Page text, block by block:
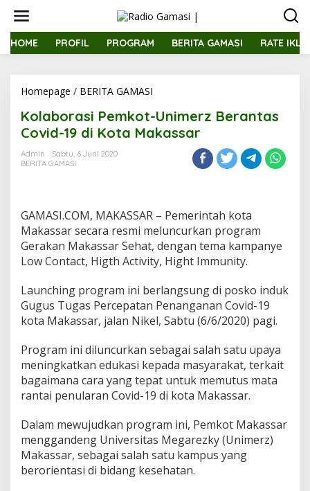
t
HOME PROFIL PROGRAM BERITA GAMASI RATE
Homepage / BERITA GAMASI
l
a
b
P
e
m
k
o
-
U
n
i
e
r
z
B
e
a
n
t
a
s
Kolaborasi Pemkot-Unimerz Berantas
Covid-19 di Kota Makassar
Admin
Sabtu, 6 Juni 2020
BERITA GAMASI
GAMASI.COM, MAKASSAR – Pemerintah kota
Makassar secara resmi meluncurkan program
Gerakan Makassar Sehat, dengan tema kampanye
Low Contact, Higth Activity, Hight Immunity.
Launching program ini berlangsung di posko induk
Gugus Tugas Percepatan Penanganan Covid-19
kota Makassar, jalan Nikel, Sabtu (6/6/2020) pagi.
Program ini diluncurkan sebagai salah satu upaya
meningkatkan edukasi kepada masyarakat, terkait
bagaimana cara yang tepat untuk memutus mata
rantai penularan Covid-19 di kota Makassar.
Dalam mewujudkan program ini, Pemkot Makassar
menggandeng Universitas Megarezky (Unimerz)
Makassar, sebagai salah satu kampus yang
berorientasi di bidang kesehatan.